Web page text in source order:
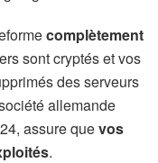
complètement
sont cryptés et vos
des serveurs
allemande
assure quevos
.